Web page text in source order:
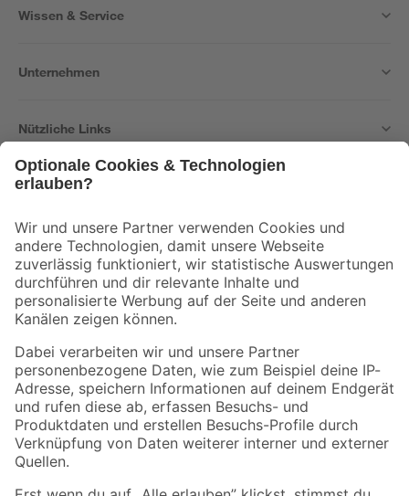
Wissen & Service
Unternehmen
Nützliche Links
Der toom Newsletter: Keine Angebote und Aktionen mehr verpassen!
Zur Newsletter Anmeldung
Folge uns
Zahlungsarten Versandarten
Sicher einkaufen